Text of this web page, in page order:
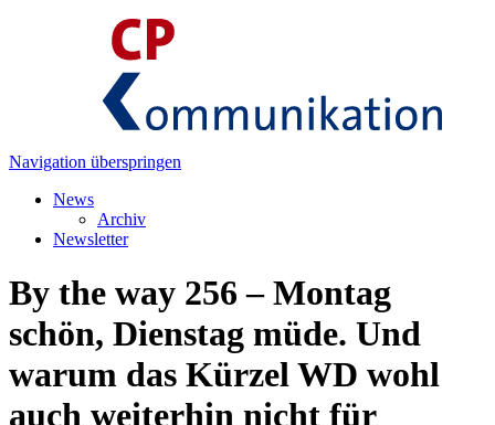
Navigation überspringen
News
Archiv
Newsletter
By the way 256 – Montag
schön, Dienstag müde. Und
warum das Kürzel WD wohl
auch weiterhin nicht für